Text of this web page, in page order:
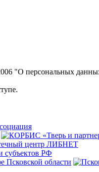
"О персональных